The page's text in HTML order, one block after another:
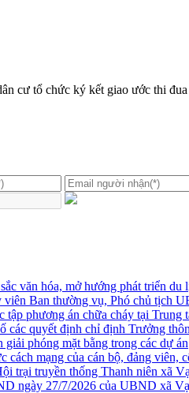
cư tổ chức ký kết giao ước thi đua
văn hóa, mở hướng phát triển du
Ban thường vụ, Phó chủ tịch
tập phương án chữa cháy tại Trung
quyết định chỉ định Trưởng
phóng mặt bằng trong các dự án
cách mạng của cán bộ, đảng
trại truyền thống Thanh niên xã
ngày 27/7/2026 của UBND xã